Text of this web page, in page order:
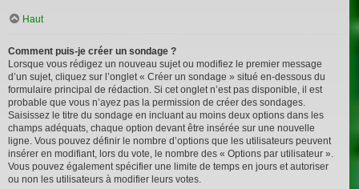
Haut
Comment puis-je créer un sondage ?
Lorsque vous rédigez un nouveau sujet ou modifiez le premier message
d’un sujet, cliquez sur l’onglet « Créer un sondage » situé en-dessous du
formulaire principal de rédaction. Si cet onglet n’est pas disponible, il est
probable que vous n’ayez pas la permission de créer des sondages.
Saisissez le titre du sondage en incluant au moins deux options dans les
champs adéquats, chaque option devant être insérée sur une nouvelle
ligne. Vous pouvez définir le nombre d’options que les utilisateurs peuvent
insérer en modifiant, lors du vote, le nombre des « Options par utilisateur ».
Vous pouvez également spécifier une limite de temps en jours et autoriser
ou non les utilisateurs à modifier leurs votes.